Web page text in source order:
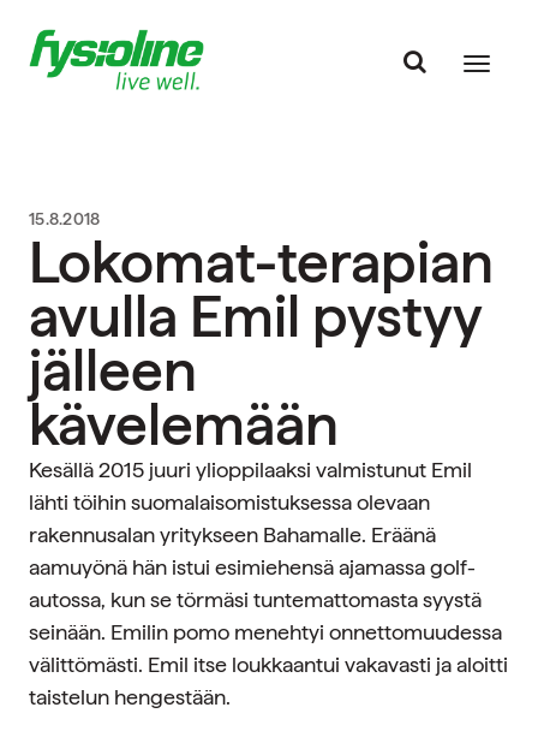
15.8.2018
Lokomat-terapian
avulla Emil pystyy
jälleen
kävelemään
Kesällä 2015 juuri ylioppilaaksi valmistunut Emil
lähti töihin suomalaisomistuksessa olevaan
rakennusalan yritykseen Bahamalle. Eräänä
aamuyönä hän istui esimiehensä ajamassa golf-
autossa, kun se törmäsi tuntemattomasta syystä
seinään. Emilin pomo menehtyi onnettomuudessa
välittömästi. Emil itse loukkaantui vakavasti ja aloitti
taistelun hengestään.